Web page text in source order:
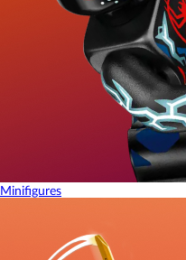
Minifigures